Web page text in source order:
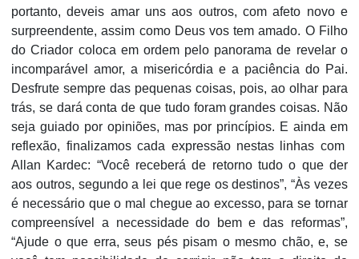
portanto, deveis amar uns aos outros, com afeto novo e
surpreendente, assim como Deus vos tem amado. O Filho
do Criador coloca em ordem pelo panorama de revelar o
incomparável amor, a misericórdia e a paciência do Pai.
Desfrute sempre das pequenas coisas, pois, ao olhar para
trás, se dará conta de que tudo foram grandes coisas. Não
seja guiado por opiniões, mas por princípios. E ainda em
reflexão, finalizamos cada expressão nestas linhas com
Allan Kardec: “Você receberá de retorno tudo o que der
aos outros, segundo a lei que rege os destinos”, “Às vezes
é necessário que o mal chegue ao excesso, para se tornar
compreensível a necessidade do bem e das reformas”,
“Ajude o que erra, seus pés pisam o mesmo chão, e, se